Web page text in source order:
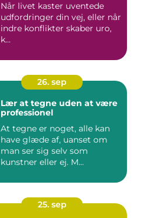
Når livet kaster uventede
udfordringer din vej, eller når
indre konflikter skaber uro,
k...
26. sep
Lær at tegne uden at være
professionel
At tegne er noget, alle kan
have glæde af, uanset om
man ser sig selv som
kunstner eller ej. M...
25. sep